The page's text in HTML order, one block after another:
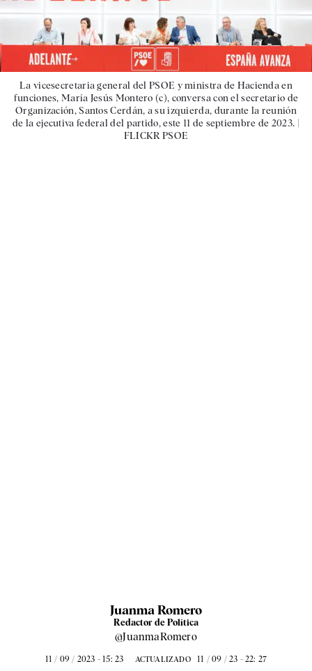
La vicesecretaria general del PSOE y ministra de Hacienda en
funciones, María Jesús Montero (c), conversa con el secretario de
Organización, Santos Cerdán, a su izquierda, durante la reunión
de la ejecutiva federal del partido, este 11 de septiembre de 2023. |
FLICKR PSOE
Juanma Romero
Redactor de Política
@JuanmaRomero
11 / 09 / 2023 - 15: 23 ACTUALIZADO 11 / 09 / 23 - 22: 27